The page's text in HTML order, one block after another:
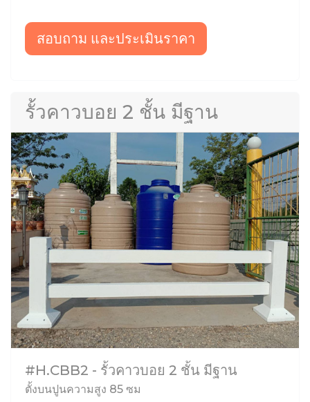
สอบถาม และประเมินราคา
รั้วคาวบอย 2 ชั้น มีฐาน
#H.CBB2 - รั้วคาวบอย 2 ชั้น มีฐาน
ตั้งบนปูนความสูง 85 ซม